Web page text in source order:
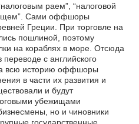
раем”, “налоговой
Сами оффшоры
Греции. При торговле на
пошлиной, поэтому
на кораблях в море. Отсюда
с английского
всю историю оффшоры
в части их развития и
и будут
убежищами
но и чиновники
государственные